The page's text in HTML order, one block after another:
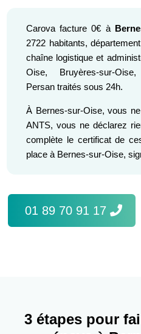
Carova facture 0€ à
2722 habitants,
chaîne logistique et
Oise, Bruyères-sur-
Persan traités sous 24h.
À Bernes-sur-Oise, vous
ANTS, vous ne déclarez
complète le certificat de
place à Bernes-sur-Oise,
01 89 70 91 17
3 étapes pour